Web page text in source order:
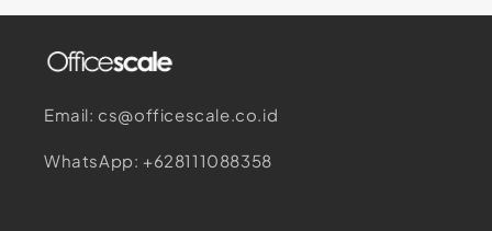
Email: cs@officescale.co.id
WhatsApp: +628111088358